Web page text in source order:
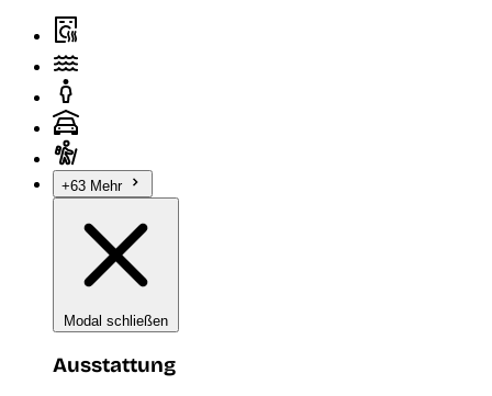
+63 Mehr
Modal schließen
Ausstattung